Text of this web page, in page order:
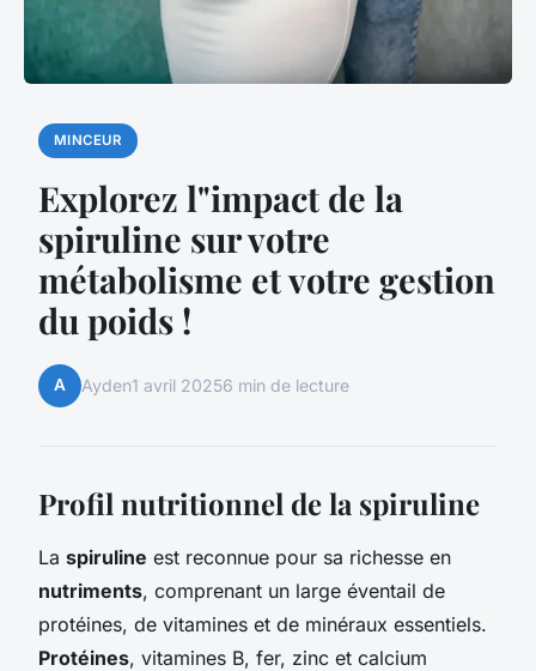
MINCEUR
Explorez l"impact de la
spiruline sur votre
métabolisme et votre gestion
du poids !
A Ayden1 avril 20256 min de lecture
Profil nutritionnel de la spiruline
La spiruline est reconnue pour sa richesse en
nutriments, comprenant un large éventail de
protéines, de vitamines et de minéraux essentiels.
Protéines, vitamines B, fer, zinc et calcium